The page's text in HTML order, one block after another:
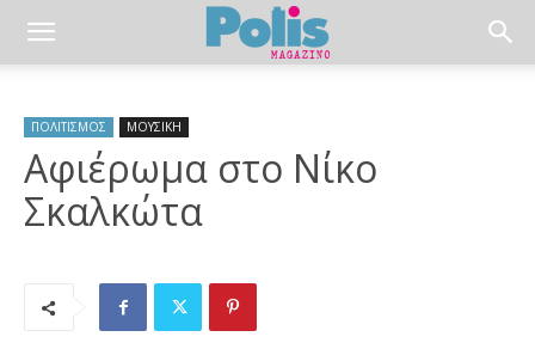
ΠΟΛΙΤΙΣΜΟΣ ΜΟΥΣΙΚΗ
Αφιέρωμα στο Νίκο
Σκαλκώτα